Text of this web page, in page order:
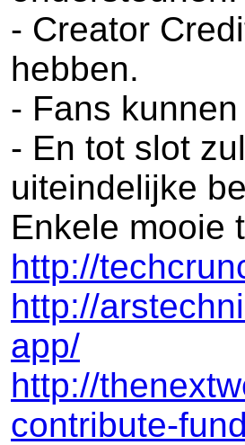
- Creator
hebben.
- Fans
- En tot slot
uiteindelijke
Enkele mooie
http://
http://
app/
http://
contribute-